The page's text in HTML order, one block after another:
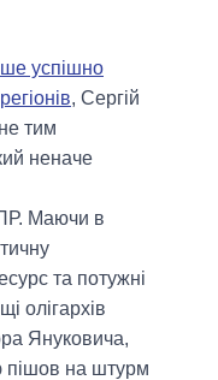
успішно
, Сергій
тим
неначе
Маючи в
та потужні
олігархів
Януковича,
пішов на штурм